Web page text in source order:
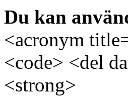
Du kan
<acronym
<code> <del
<strong>